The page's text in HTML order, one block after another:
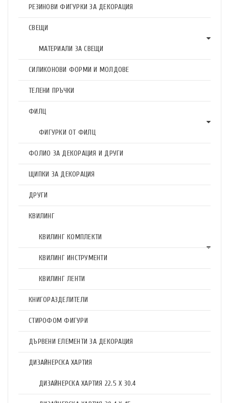
РЕЗИНОВИ ФИГУРКИ ЗА ДЕКОРАЦИЯ
СВЕЩИ
МАТЕРИАЛИ ЗА СВЕЩИ
СИЛИКОНОВИ ФОРМИ И МОЛДОВЕ
ТЕЛЕНИ ПРЪЧКИ
ФИЛЦ
ФИГУРКИ ОТ ФИЛЦ
ФОЛИО ЗА ДЕКОРАЦИЯ И ДРУГИ
ЩИПКИ ЗА ДЕКОРАЦИЯ
ДРУГИ
КВИЛИНГ
КВИЛИНГ КОМПЛЕКТИ
КВИЛИНГ ИНСТРУМЕНТИ
КВИЛИНГ ЛЕНТИ
КНИГОРАЗДЕЛИТЕЛИ
СТИРОФОМ ФИГУРИ
ДЪРВЕНИ ЕЛЕМЕНТИ ЗА ДЕКОРАЦИЯ
ДИЗАЙНЕРСКА ХАРТИЯ
ДИЗАЙНЕРСКА ХАРТИЯ 22.5 X 30.4